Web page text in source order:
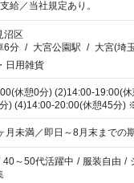
給／当社規定あり。
沼区
6分 / 大宮公園駅 / 大宮(埼
日用雑貨
休憩0分) (2)14:00-19:00(
) (4)14:00-20:00(休憩45分)
月未満／即日～8月末までの
40～50代活躍中 / 服装自由 /